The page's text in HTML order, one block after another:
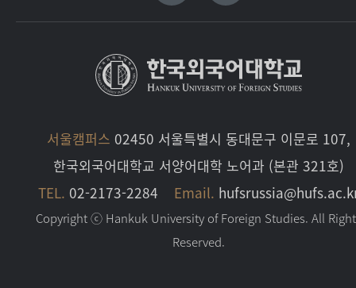
서울캠퍼스 02450 서울특별시 동대문구 이문로 107,
한국외국어대학교 서양어대학 노어과 (본관 321호)
TEL. 02-2173-2284 Email.
Copyright ⓒ Hankuk University of Foreign Studies. All
Reserved.